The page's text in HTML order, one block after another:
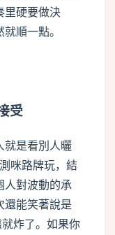
里硬要做決
順一點。
受
就是看別人曬
咪路牌玩，結
人對波動的承
還能笑著說是
炸了。如果你